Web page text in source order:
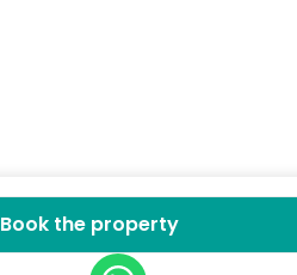
Book the property